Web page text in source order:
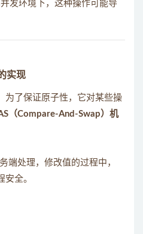
发环境下，这种操作可能导
实现
为了保证原子性，它对某些操
（Compare-And-Swap）机
端处理，修改值的过程中，
安全。